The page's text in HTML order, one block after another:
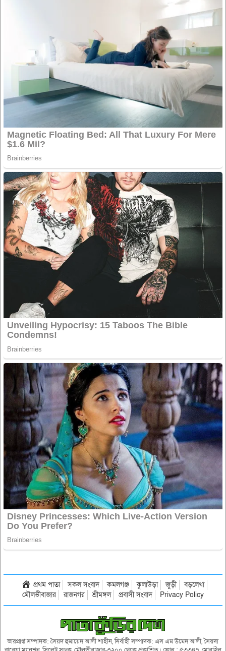
প্রথম পাতা সকল সংবাদ কমলগঞ্জ কুলাউড়া জুড়ী
বড়লেখা
মৌলভীবাজার
রাজনগর শ্রীমঙ্গল প্রবাসী সংবাদ Privacy Policy
ভারপ্রাপ্ত সম্পাদক: সৈয়দ হুমায়েদ আলী শাহীন, নির্বাহী সম্পাদক: এস এম উমেদ আলী, সৈয়দা